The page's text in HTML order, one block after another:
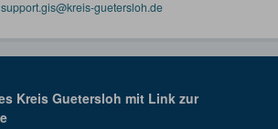
support.gis@kreis-guetersloh.de